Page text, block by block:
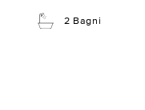
2 Bagni